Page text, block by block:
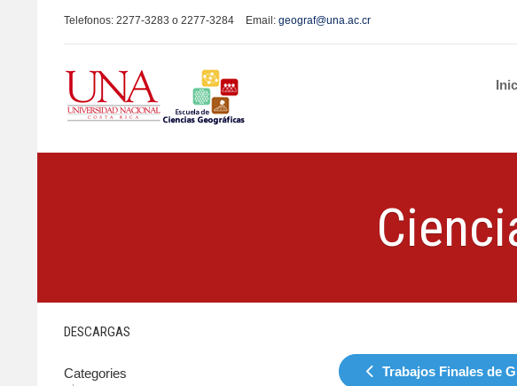
Telefonos: 2277-3283 o 2277-3284 Email: geograf@una.ac.cr
Trabajos Finales de
DESCARGAS
Categories